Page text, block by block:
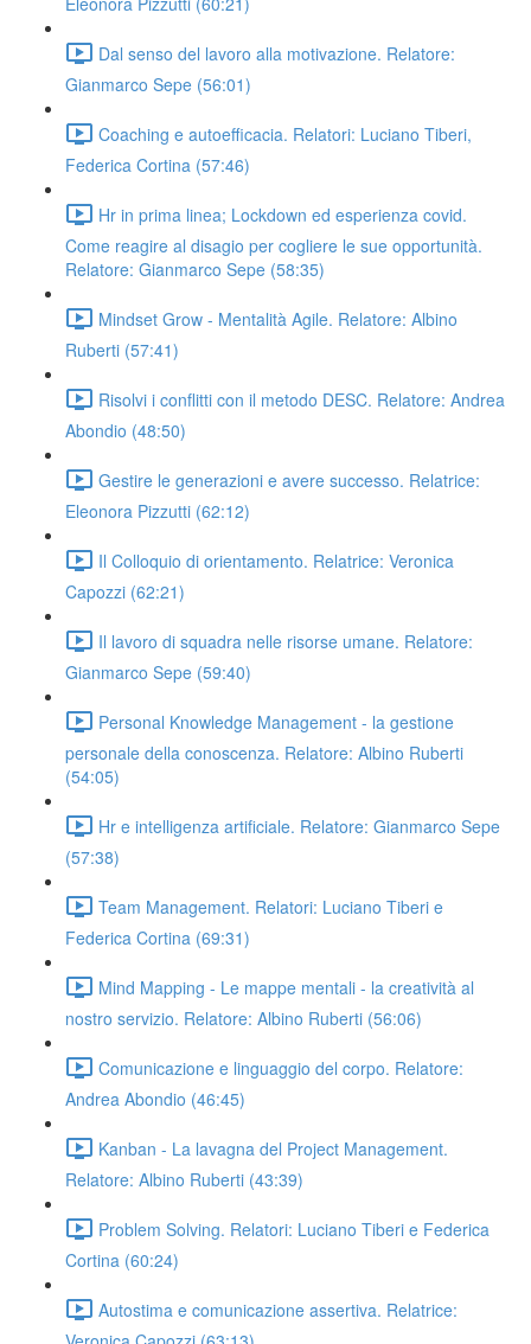
Dal senso del lavoro alla motivazione. Relatore:
Gianmarco Sepe (56:01)
Coaching e autoefficacia. Relatori: Luciano Tiberi,
Federica Cortina (57:46)
Hr in prima linea; Lockdown ed esperienza covid.
Come reagire al disagio per cogliere le sue opportunità.
Relatore: Gianmarco Sepe (58:35)
Mindset Grow - Mentalità Agile. Relatore: Albino
Ruberti (57:41)
Risolvi i conflitti con il metodo DESC. Relatore: Andrea
Abondio (48:50)
Gestire le generazioni e avere successo. Relatrice:
Eleonora Pizzutti (62:12)
Il Colloquio di orientamento. Relatrice: Veronica
Capozzi (62:21)
Il lavoro di squadra nelle risorse umane. Relatore:
Gianmarco Sepe (59:40)
Personal Knowledge Management - la gestione
personale della conoscenza. Relatore: Albino Ruberti
(54:05)
Hr e intelligenza artificiale. Relatore: Gianmarco Sepe
(57:38)
Team Management. Relatori: Luciano Tiberi e
Federica Cortina (69:31)
Mind Mapping - Le mappe mentali - la creatività al
nostro servizio. Relatore: Albino Ruberti (56:06)
Comunicazione e linguaggio del corpo. Relatore:
Andrea Abondio (46:45)
Kanban - La lavagna del Project Management.
Relatore: Albino Ruberti (43:39)
Problem Solving. Relatori: Luciano Tiberi e Federica
Cortina (60:24)
Autostima e comunicazione assertiva. Relatrice: